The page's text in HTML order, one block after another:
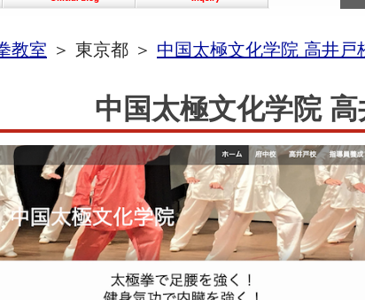
教室 ＞ 東京都 ＞ 中国太極文化学院 高井戸
中国太極文化学院